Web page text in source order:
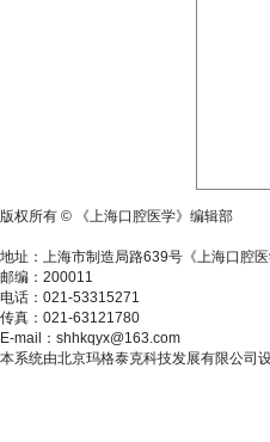
版权所有 © 《上海口腔医学》编辑部
地址：上海市制造局路639号《上海口腔
邮编：200011
电话：021-53315271
传真：021-63121780
E-mail：shhkqyx@163.com
本系统由北京玛格泰克科技发展有限公司